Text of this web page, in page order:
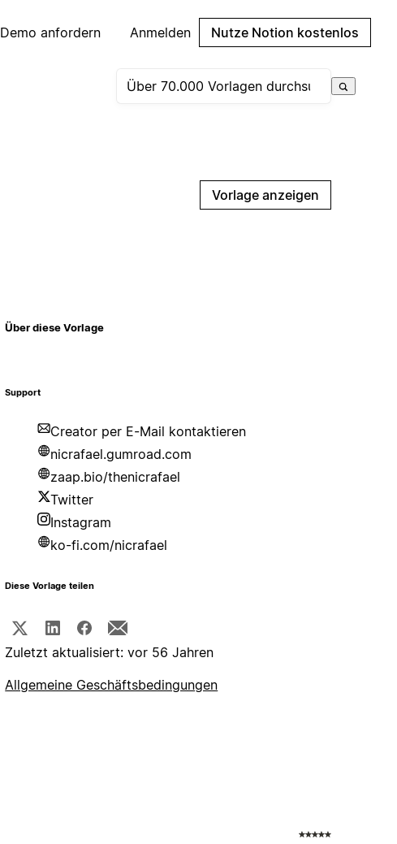
Demo anfordern Anmelden Nutze Notion kostenlos
Vorlage anzeigen
Über diese Vorlage
Support
Creator per E-Mail kontaktieren
nicrafael.gumroad.com
zaap.bio/thenicrafael
Twitter
Instagram
ko-fi.com/nicrafael
Diese Vorlage teilen
Zuletzt aktualisiert: vor 56 Jahren
Allgemeine Geschäftsbedingungen